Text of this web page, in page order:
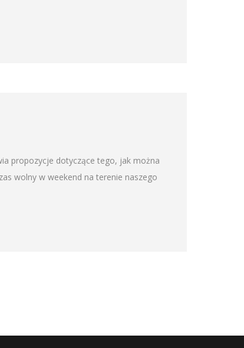
propozycje dotyczące tego, jak można
wolny w weekend na terenie naszego